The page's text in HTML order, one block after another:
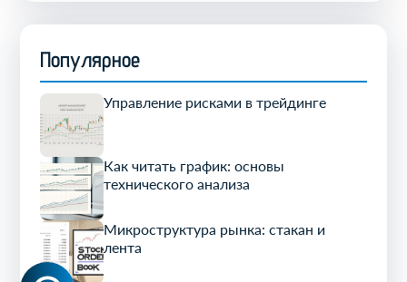
Популярное
Управление рисками в трейдинге
Как читать график: основы
технического анализа
Микроструктура рынка: стакан и
лента